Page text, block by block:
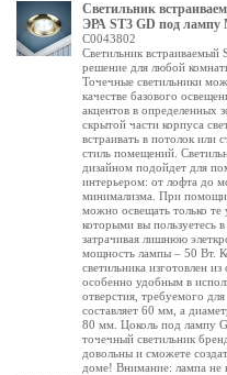
Светильник
ЭРА ST3 GD под лампу
C0043802
Светильник встраиваемый
решение для любой
Точечные светильники
качестве базового
акцентов в определенных
скрытой части корпуса
встраивать в потолок или
стиль помещений.
дизайном подойдет для
интерьером: от лофта до
минимализма. При помощи
можно освещать только те
которыми вы пользуетесь
затрачивая лишнюю
мощность лампы – 50 Вт.
светильника изготовлен из
особенно удобным в
отверстия, требуемого
составляет 60 мм, а
80 мм. Цоколь под лампу
точечный светильник
довольны и сможете
доме! Внимание: лампа не